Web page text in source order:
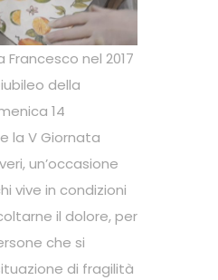
nel 2017
della
14
la V Giornata
un’occasione
vive in condizioni
il dolore, per
che si
di fragilità